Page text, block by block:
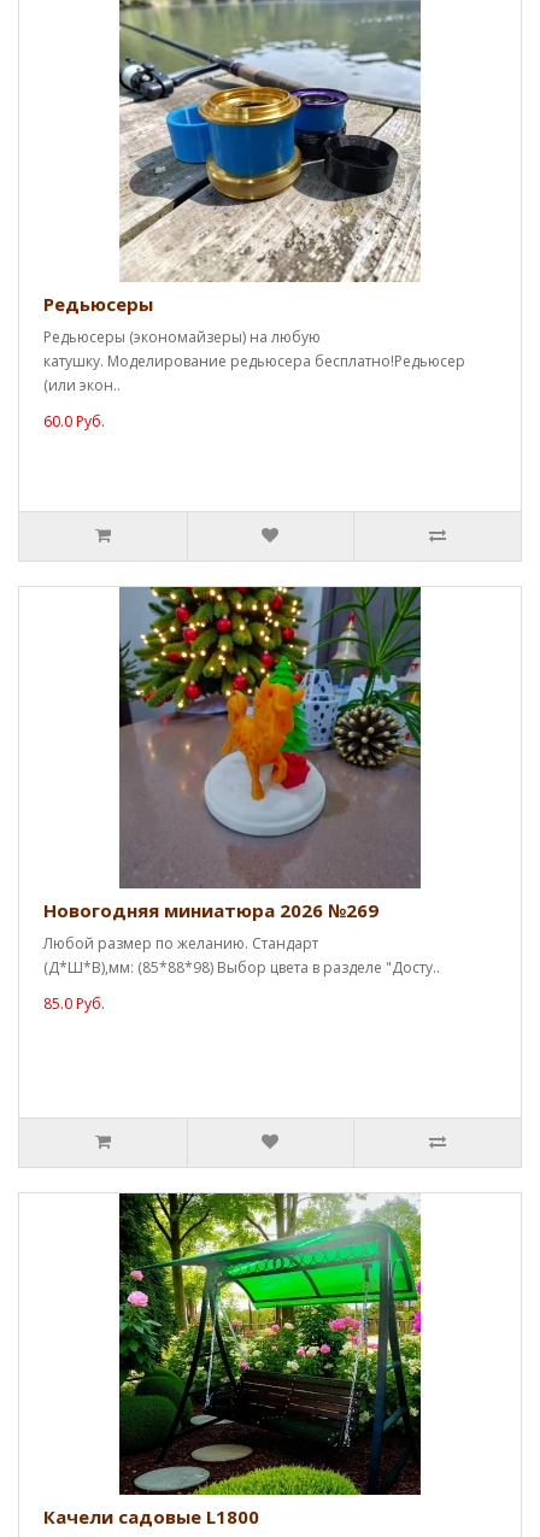
Редьюсеры
Редьюсеры (экономайзеры) на любую
катушку. Моделирование редьюсера бесплатно!Редьюсер
(или экон..
60.0 Руб.
Новогодняя миниатюра 2026 №269
Любой размер по желанию. Стандарт
(Д*Ш*В),мм: (85*88*98) Выбор цвета в разделе "Досту..
85.0 Руб.
Качели садовые L1800